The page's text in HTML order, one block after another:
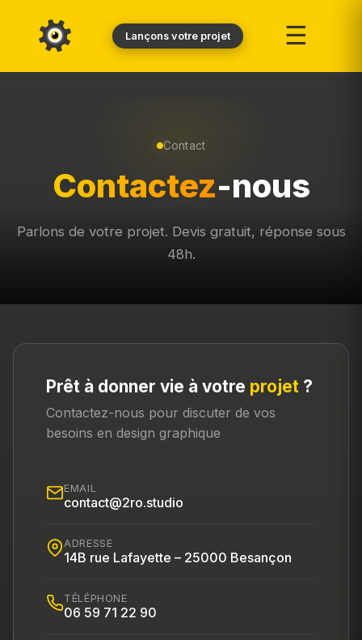
Lançons votre projet ☰
Contact
Contactez-nous
Parlons de votre projet. Devis gratuit, réponse sous
48h.
Prêt à donner vie à votre projet ?
Contactez-nous pour discuter de vos
besoins en design graphique
EMAIL
contact@2ro.studio
ADRESSE
14B rue Lafayette – 25000 Besançon
TÉLÉPHONE
06 59 71 22 90